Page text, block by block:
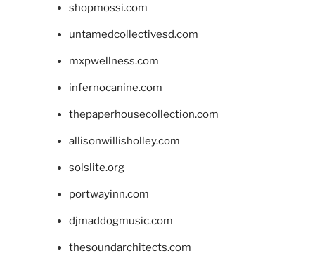
shopmossi.com
untamedcollectivesd.com
mxpwellness.com
infernocanine.com
thepaperhousecollection.com
allisonwillisholley.com
solslite.org
portwayinn.com
djmaddogmusic.com
thesoundarchitects.com